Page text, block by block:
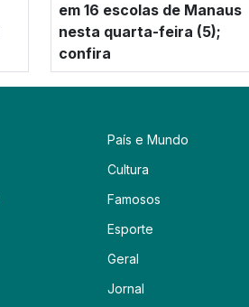
em 16 escolas de Manaus
nesta quarta-feira (5);
confira
País e Mundo
Cultura
Famosos
Esporte
Geral
Jornal